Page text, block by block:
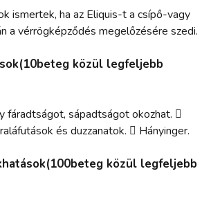
ismertek, ha az Eliquis-t a csípő-vagy
a vérrögképződés megelőzésére szedi.
közül legfeljebb
fáradtságot, sápadtságot okozhat. 
és duzzanatok.  Hányinger.
közül legfeljebb